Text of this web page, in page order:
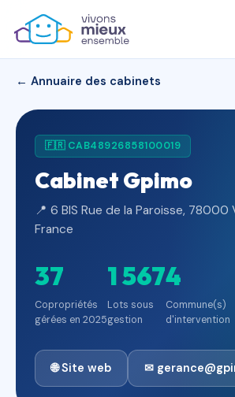
← Annuaire des cabinets
🇫🇷 CAB48926858100019
Cabinet Gpimo
📍 6 BIS Rue de la Paroisse, 78000
France
37
Copropriétés
gérées en 2025
1 567
Lots sous
gestion
4
Commune(s)
d'intervention
🌐 Site web ✉